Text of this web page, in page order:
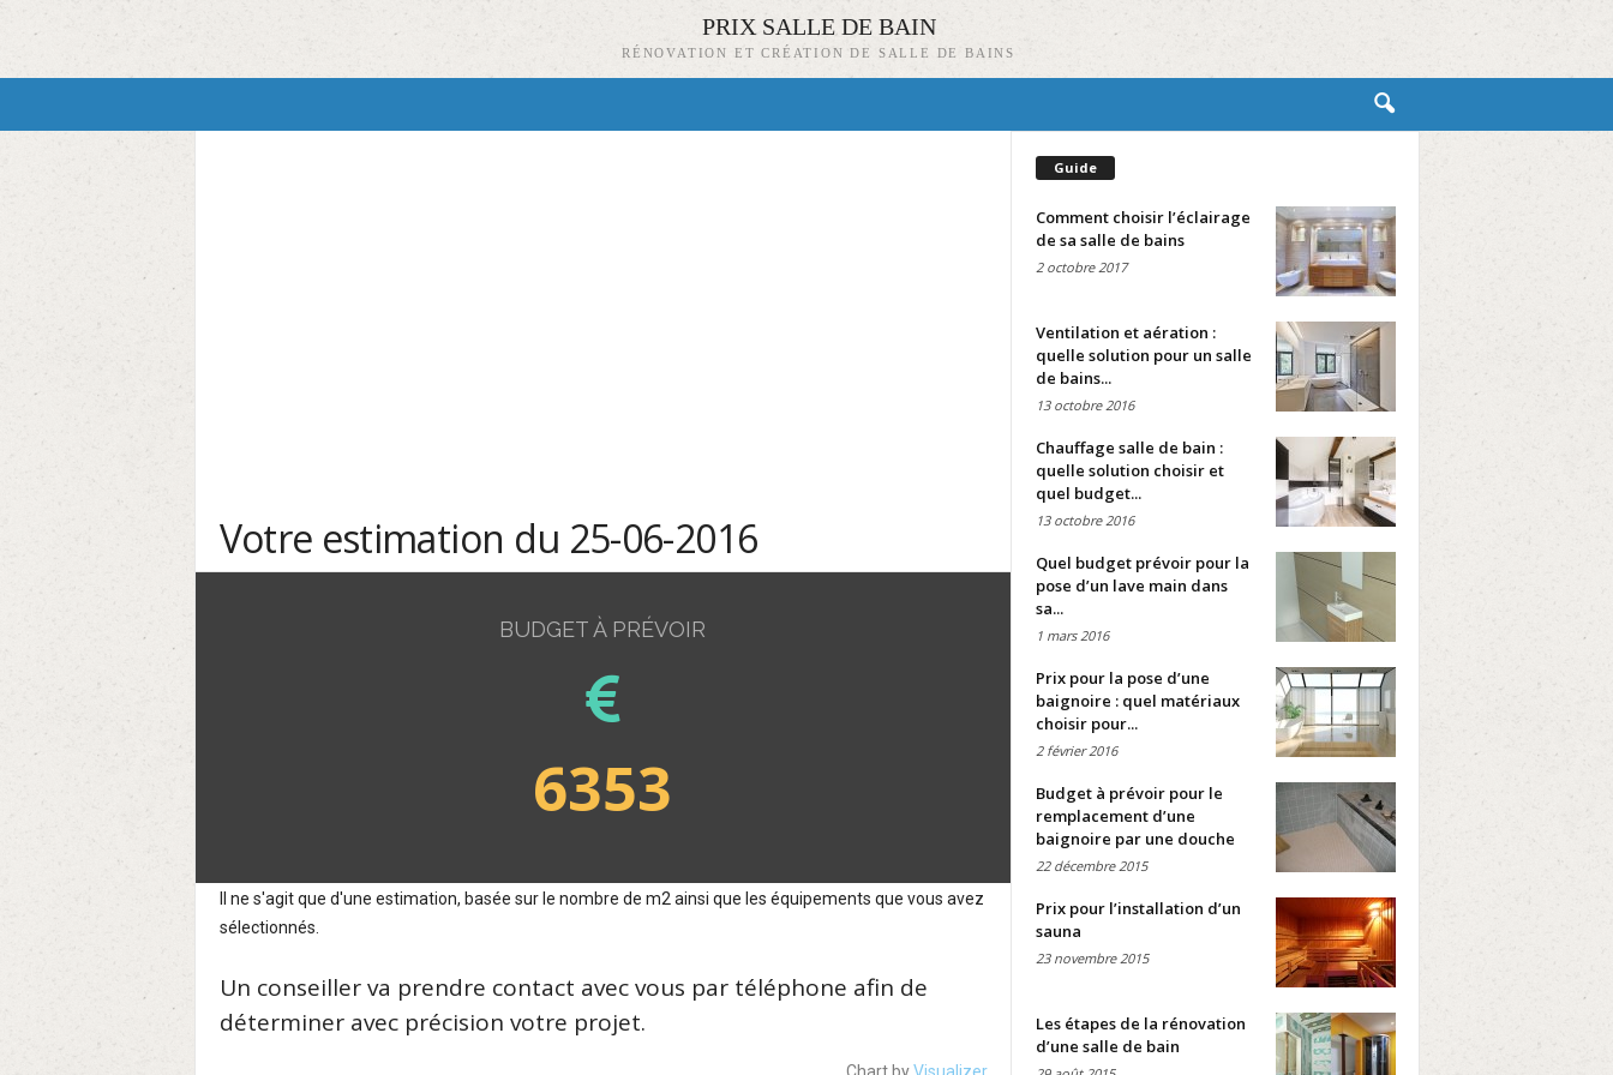
PRIX SALLE DE BAIN
RÉNOVATION ET CRÉATION DE SALLE DE BAINS
Votre estimation du 25-06-2016
BUDGET À PRÉVOIR
6353
Il ne s'agit que d'une estimation, basée sur le nombre de m2 ainsi que les équipements que vous avez
sélectionnés.
Un conseiller va prendre contact avec vous par téléphone afin de
déterminer avec précision votre projet.
Chart byVisualizer
Guide
Comment choisir l’éclairage
de sa salle de bains
2 octobre 2017
Ventilation et aération :
quelle solution pour un salle
de bains...
13 octobre 2016
Chauffage salle de bain :
quelle solution choisir et
quel budget...
13 octobre 2016
Quel budget prévoir pour la
pose d’un lave main dans
sa...
1 mars 2016
Prix pour la pose d’une
baignoire : quel matériaux
choisir pour...
2 février 2016
Budget à prévoir pour le
remplacement d’une
baignoire par une douche
22 décembre 2015
Prix pour l’installation d’un
sauna
23 novembre 2015
Les étapes de la rénovation
d’une salle de bain